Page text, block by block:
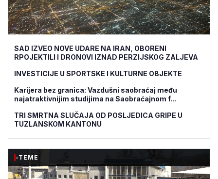
SAD IZVEO NOVE UDARE NA IRAN, OBORENI
RPOJEKTILI I DRONOVI IZNAD PERZIJSKOG ZALJEVA
INVESTICIJE U SPORTSKE I KULTURNE OBJEKTE
Karijera bez granica: Vazdušni saobraćaj među
najatraktivnijim studijima na Saobraćajnom f...
TRI SMRTNA SLUČAJA OD POSLJEDICA GRIPE U
TUZLANSKOM KANTONU
-TEME